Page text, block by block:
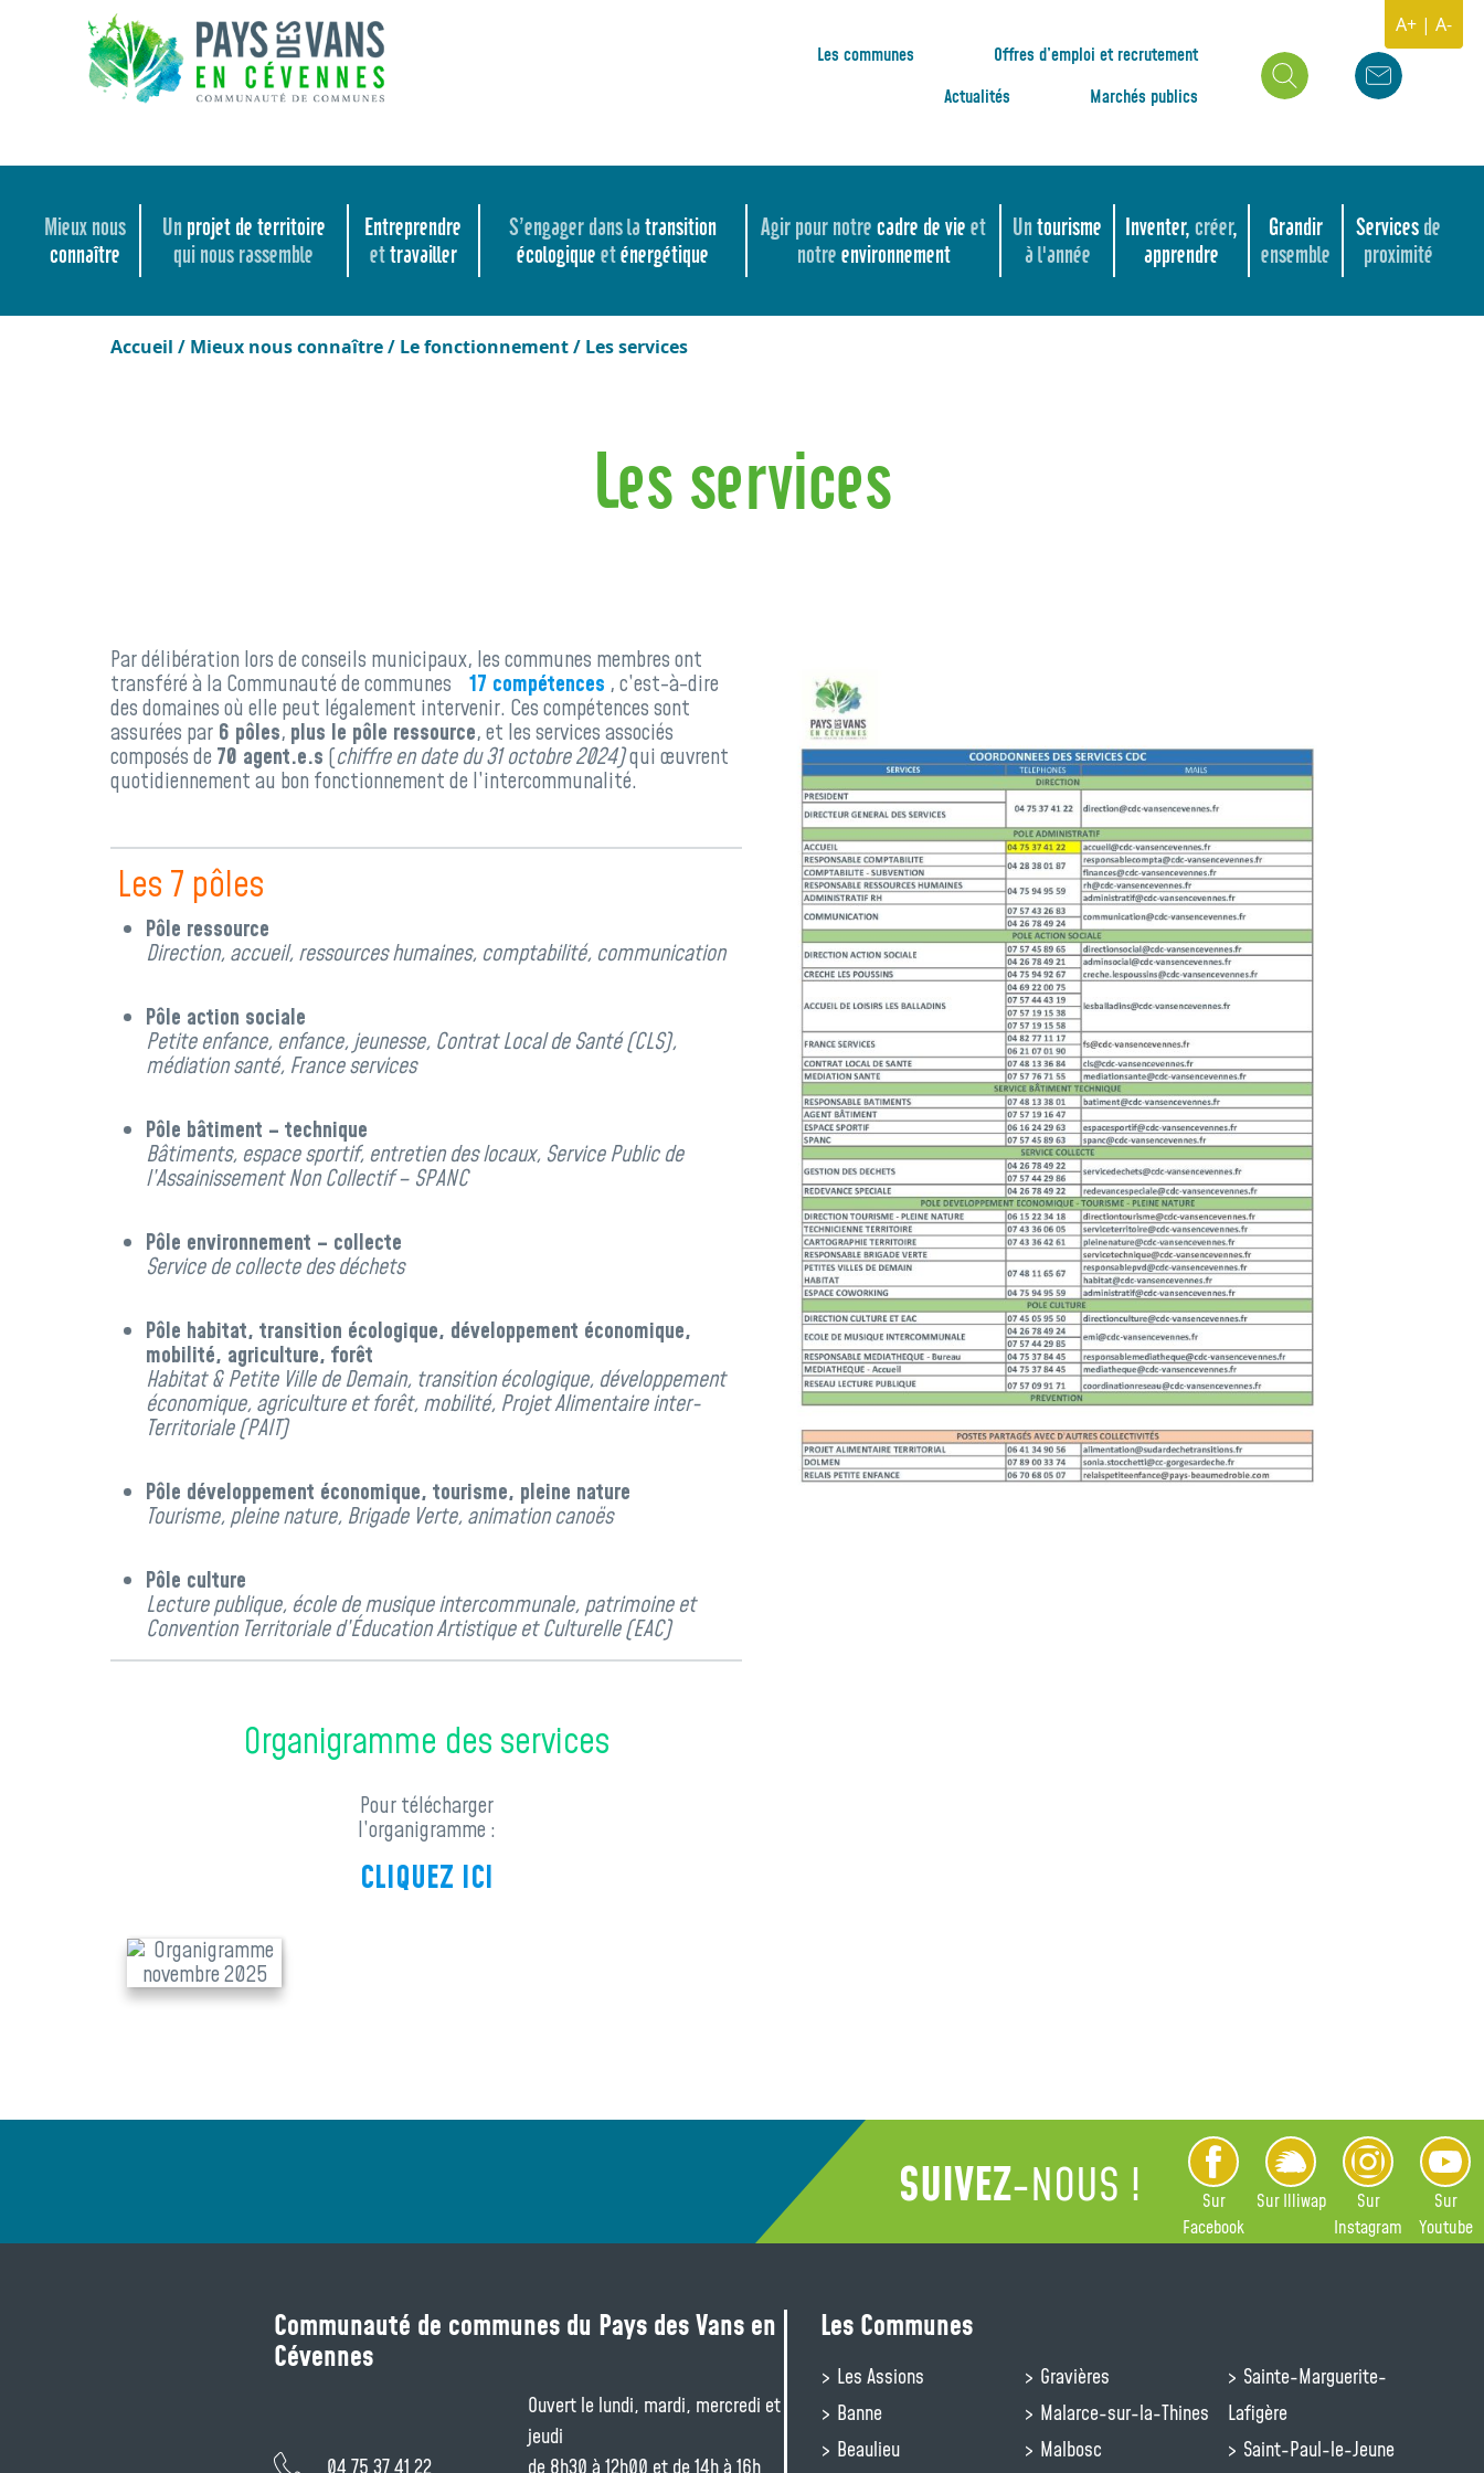
A+ | A-
Les communes
Offres d’emploi et recrutement
Actualités
Marchés publics
Mieux nous
connaître
Un projet de territoire
qui nous rassemble
Entreprendre
ettravailler
S’engager dans latransition
écologiqueeténergétique
Agir pour notre cadre de vieet
notre environnement
Untourisme
à l'année
Inventer, créer,
apprendre
Grandir
ensemble
Services de
proximité
Accueil / Mieux nous connaître/ Le fonctionnement/ Les services
Les services
Par délibération lors de conseils municipaux, les communes membres ont
transféré à la Communauté de communes 17 compétences , c’est-à-dire
des domaines où elle peut légalement intervenir. Ces compétences sont
assurées par 6 pôles, plus le pôle ressource, et les services associés
composés de 70 agent.e.s (chiffre en date du 31 octobre 2024)qui œuvrent
quotidiennement au bon fonctionnement de l’intercommunalité.
Les 7 pôles
Pôle ressource
Direction, accueil, ressources humaines, comptabilité, communication
Pôle action sociale
Petite enfance, enfance, jeunesse, Contrat Local de Santé (CLS),
médiation santé, France services
Pôle bâtiment – technique
Bâtiments, espace sportif, entretien des locaux, Service Public de
l’Assainissement Non Collectif – SPANC
Pôle environnement – collecte
Service de collecte des déchets
Pôle habitat, transition écologique, développement économique,
mobilité, agriculture, forêt
Habitat & Petite Ville de Demain, transition écologique, développement
économique, agriculture et forêt, mobilité, Projet Alimentaire inter-
Territoriale (PAIT)
Pôle développement économique, tourisme, pleine nature
Tourisme, pleine nature, Brigade Verte, animation canoës
Pôle culture
Lecture publique, école de musique intercommunale, patrimoineet
Convention Territoriale d’Éducation Artistique et Culturelle (EAC)
Organigramme des services
Pour télécharger
l’organigramme :
CLIQUEZ ICI
SUIVEZ-NOUS !
Sur
Facebook
Sur Illiwap
Sur
Instagram
Sur
Youtube
Communauté de communes du Pays des Vans en
Cévennes
04 75 37 41 22
Ouvert le lundi, mardi, mercredi et
jeudi
de 8h30 à 12h00 et de 14h à 16h
Les Communes
Les Assions
Banne
Beaulieu
Gravières
Malarce-sur-la-Thines
Malbosc
Sainte-Marguerite-
Lafigère
Saint-Paul-le-Jeune